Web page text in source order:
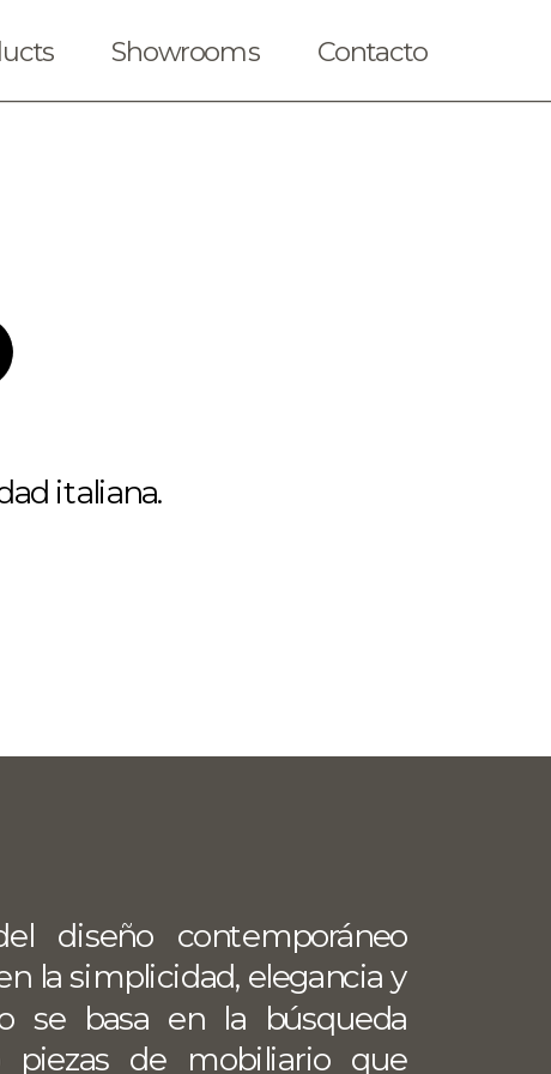
italiana.
diseño contemporáneo
la simplicidad, elegancia y
se basa en la búsqueda
piezas de mobiliario que
Showrooms Contacto